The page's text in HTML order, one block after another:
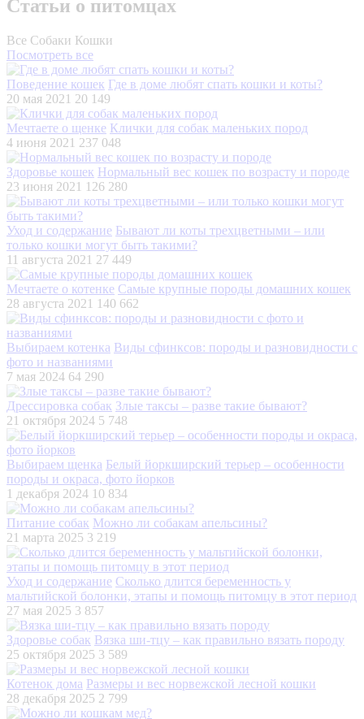
Статьи о питомцах
Все Собаки Кошки
Посмотреть все
Поведение кошек Где в доме любят спать кошки и коты?
20 мая 2021 20 149
Мечтаете о щенке Клички для собак маленьких пород
4 июня 2021 237 048
Здоровье кошек Нормальный вес кошек по возрасту и породе
23 июня 2021 126 280
Уход и содержание Бывают ли коты трехцветными – или
только кошки могут быть такими?
11 августа 2021 27 449
Мечтаете о котенке Самые крупные породы домашних кошек
28 августа 2021 140 662
Выбираем котенка Виды сфинксов: породы и разновидности с
фото и названиями
7 мая 2024 64 290
Дрессировка собак Злые таксы – разве такие бывают?
21 октября 2024 5 748
Выбираем щенка Белый йоркширский терьер – особенности
породы и окраса, фото йорков
1 декабря 2024 10 834
Питание собак Можно ли собакам апельсины?
21 марта 2025 3 219
Уход и содержание Сколько длится беременность у
мальтийской болонки, этапы и помощь питомцу в этот период
27 мая 2025 3 857
Здоровье собак Вязка ши-тцу – как правильно вязать породу
25 октября 2025 3 589
Котенок дома Размеры и вес норвежской лесной кошки
28 декабря 2025 2 799